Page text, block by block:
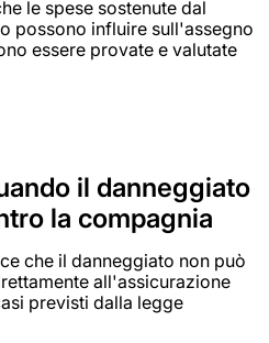
le spese sostenute dal
possono influire sull'assegno
essere provate e valutate
il danneggiato
la compagnia
che il danneggiato non può
all'assicurazione
previsti dalla legge